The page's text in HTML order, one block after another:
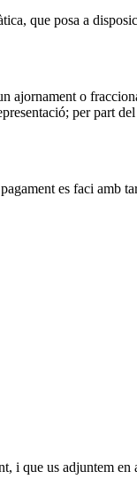
que posa a
ajornament o
per part
es faci amb
i que us adjuntem en